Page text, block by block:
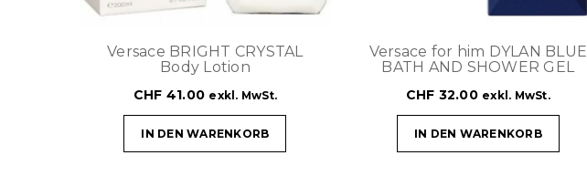
Versace BRIGHT CRYSTAL
Body Lotion
CHF 41.00 exkl. MwSt.
IN DEN WARENKORB
Versace for him DYLAN BLUE
BATH AND SHOWER GEL
CHF 32.00 exkl. MwSt.
IN DEN WARENKORB